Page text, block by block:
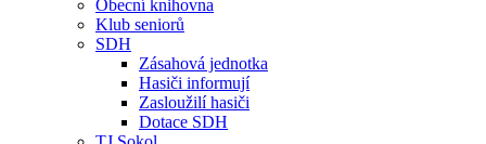
Obecní knihovna
Klub seniorů
SDH
Zásahová jednotka
Hasiči informují
Zasloužilí hasiči
Dotace SDH